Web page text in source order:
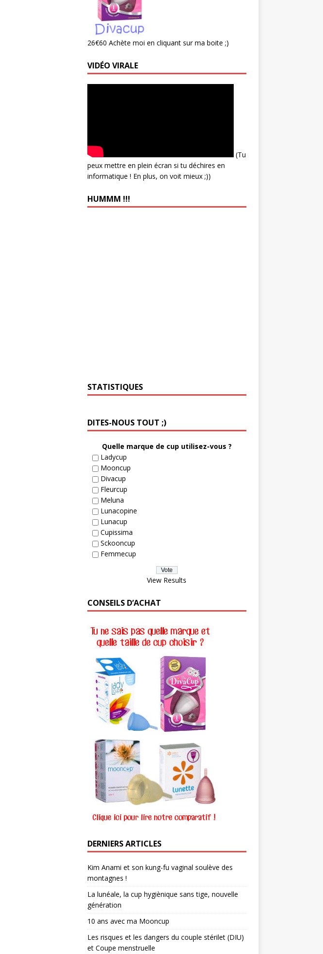
26€60 Achète moi en cliquant sur ma boite ;)
VIDÉO VIRALE
(Tu
peux mettre en plein écran si tu déchires en
informatique ! En plus, on voit mieux ;))
HUMMM !!!
STATISTIQUES
DITES-NOUS TOUT ;)
Quelle marque de cup utilisez-vous ?
Ladycup
Mooncup
Divacup
Fleurcup
Meluna
Lunacopine
Lunacup
Cupissima
Sckooncup
Femmecup
View Results
CONSEILS D’ACHAT
DERNIERS ARTICLES
Kim Anami et son kung-fu vaginal soulève des
montagnes !
La lunéale, la cup hygiènique sans tige, nouvelle
génération
10 ans avec ma Mooncup
Les risques et les dangers du couple stérilet (DIU)
et Coupe menstruelle